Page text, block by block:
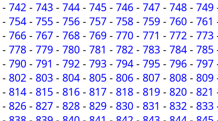
- 742 - 743 - 744 - 745 - 746 - 747 - 748 - 749
- 754 - 755 - 756 - 757 - 758 - 759 - 760 - 761
- 766 - 767 - 768 - 769 - 770 - 771 - 772 - 773
- 778 - 779 - 780 - 781 - 782 - 783 - 784 - 785
- 790 - 791 - 792 - 793 - 794 - 795 - 796 - 797
- 802 - 803 - 804 - 805 - 806 - 807 - 808 - 809
- 814 - 815 - 816 - 817 - 818 - 819 - 820 - 821
- 826 - 827 - 828 - 829 - 830 - 831 - 832 - 833